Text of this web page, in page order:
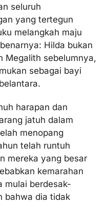
seluruh
yang tertegun
melangkah maju
Hilda bukan
Megalith sebelumnya,
sebagai bayi
harapan dan
jatuh dalam
menopang
telah runtuh
mereka yang besar
kemarahan
mulai berdesak-
bahwa dia tidak